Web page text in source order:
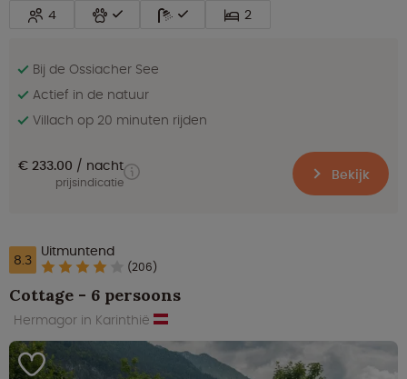
4 2
Bij de Ossiacher See
Actief in de natuur
Villach op 20 minuten rijden
€ 233.00 nacht
prijsindicatie Bekijk
8.3 Uitmuntend
(206)
Cottage - 6 persoons
Hermagor in Karinthië